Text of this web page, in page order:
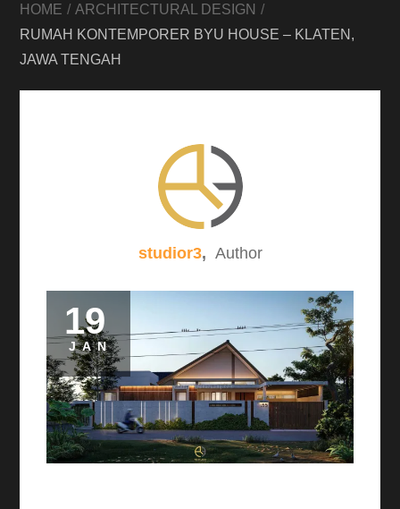
HOME
ARCHITECTURAL DESIGN
RUMAH KONTEMPORER BYU HOUSE – KLATEN,
JAWA TENGAH
studior3, Author
Posted
on
19
JAN